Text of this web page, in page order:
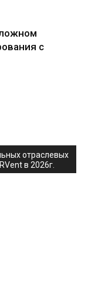
с
отраслевых
в 2026г.